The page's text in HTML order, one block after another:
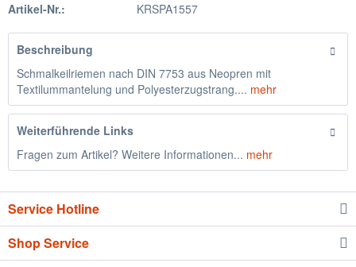
Artikel-Nr.: KRSPA1557
Beschreibung
Schmalkeilriemen nach DIN 7753 aus Neopren mit
Textilummantelung und Polyesterzugstrang.... mehr
Weiterführende Links
Fragen zum Artikel? Weitere Informationen... mehr
Service Hotline
Shop Service